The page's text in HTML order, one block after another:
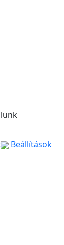
Beállítások